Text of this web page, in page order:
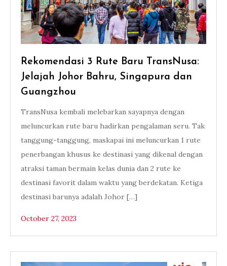
Rekomendasi 3 Rute Baru TransNusa:
Jelajah Johor Bahru, Singapura dan
Guangzhou
TransNusa kembali melebarkan sayapnya dengan
meluncurkan rute baru hadirkan pengalaman seru. Tak
tanggung-tanggung, maskapai ini meluncurkan 1 rute
penerbangan khusus ke destinasi yang dikenal dengan
atraksi taman bermain kelas dunia dan 2 rute ke
destinasi favorit dalam waktu yang berdekatan. Ketiga
destinasi barunya adalah Johor […]
October 27, 2023